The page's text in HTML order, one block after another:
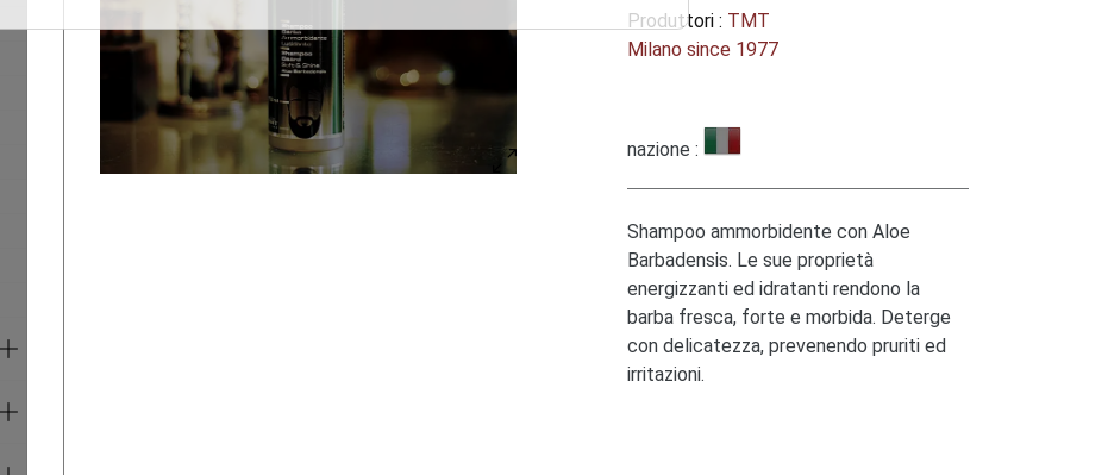
Produttori : TMT
Milano since 1977
nazione :
Shampoo ammorbidente con Aloe
Barbadensis. Le sue proprietà
energizzanti ed idratanti rendono la
barba fresca, forte e morbida. Deterge
con delicatezza, prevenendo pruriti ed
irritazioni.